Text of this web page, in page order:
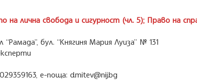
на лична свобода и сигурност (чл. 5); Право на
бул. “Княгиня Мария Луиза” № 131
е-поща: d.mitev@nij.bg